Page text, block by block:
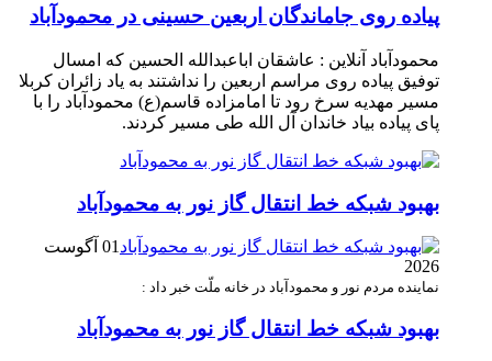
پیاده روی جاماندگان اربعین حسینی در محمودآباد
محمودآباد آنلاین : عاشقان اباعبدالله الحسین که امسال
توفیق پیاده روی مراسم اربعین را نداشتند به یاد زائران کربلا
مسیر مهدیه سرخ رود تا امامزاده قاسم(ع) محمودآباد را با
پای پیاده بیاد خاندان آل الله طی مسیر کردند.
بهبود شبکه خط انتقال گاز نور به محمودآباد
01 آگوست
2026
نماینده مردم نور و محمودآباد در خانه ملّت خبر داد :
بهبود شبکه خط انتقال گاز نور به محمودآباد